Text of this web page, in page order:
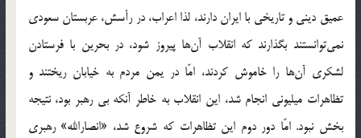
عمیق دینی و تاریخی با ایران دارند، لذا اعراب، در رأسش، عربستان سعودی
نمی‌توانستند بگذارند که انقلاب آن‌ها پیروز شود، در بحرین با فرستادن
لشکری آن‌ها را خاموش کردند، امّا در یمن مردم به خیابان ریختند و
تظاهرات میلیونی انجام شد، این انقلاب به خاطر آنکه بی رهبر بود، نتیجه
بخش نبود. امّا دور دوم این تظاهرات که شروع شد، «انصارالله» رهبری